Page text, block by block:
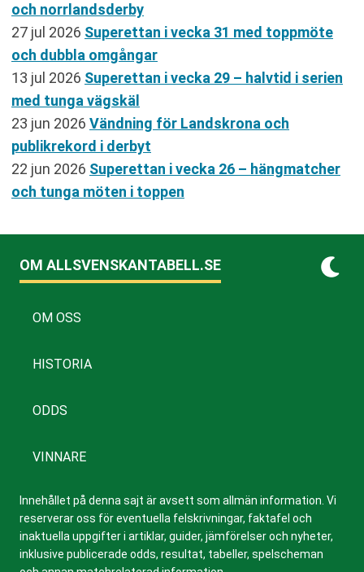
och norrlandsderby
27 jul 2026 Superettan i vecka 31 med toppmöte
och dubbla omgångar
13 jul 2026 Superettan i vecka 29 – halvtid i serien
med tunga vägskäl
23 jun 2026 Vändning för Landskrona och
publikrekord i derbyt
22 jun 2026 Superettan i vecka 26 – hängmatcher
och tunga möten i toppen
OM ALLSVENSKANTABELL.SE
OM OSS
HISTORIA
ODDS
VINNARE
Innehållet på denna sajt är avsett som allmän information. Vi
reserverar oss för eventuella felskrivningar, faktafel och
inaktuella uppgifter i artiklar, guider, jämförelser och nyheter,
inklusive publicerade odds, resultat, tabeller, spelscheman